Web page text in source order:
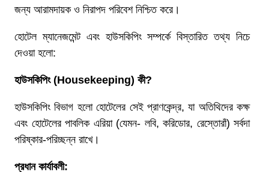
জন্য আরামদায়ক ও নিরাপদ পরিবেশ নিশ্চিত করে।
হোটেল ম্যানেজমেন্ট এবং হাউসকিপিং সম্পর্কে বিস্তারিত তথ্য নিচে
দেওয়া হলো:
হাউসকিপিং(Housekeeping) কী?
হাউসকিপিং বিভাগ হলো হোটেলের সেই প্রাণকেন্দ্র, যা অতিথিদের কক্ষ
এবং হোটেলের পাবলিক এরিয়া (যেমন- লবি, করিডোর, রেস্তোরাঁ) সর্বদা
পরিষ্কার-পরিচ্ছন্ন রাখে।
প্রধান কার্যাবলী: